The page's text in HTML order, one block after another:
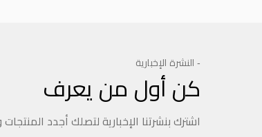
- النشرة الإخبارية
كن أول من يعرف
اشترك بنشرتنا الإخبارية لتصلك أجدد